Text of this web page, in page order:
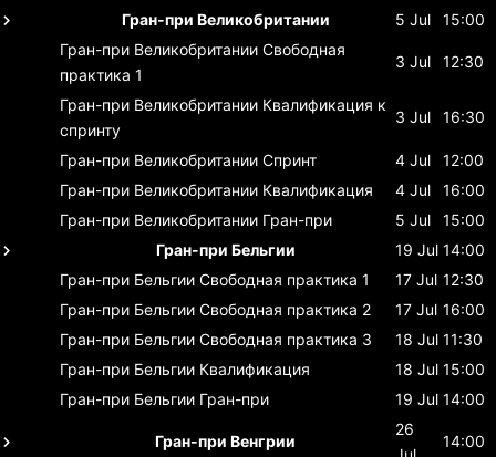
Гран-при Великобритании 5 Jul
15:00
Гран-при Великобритании Свободная
практика 1
3 Jul 12:30
Гран-при Великобритании Квалификация к
спринту
3 Jul 16:30
Гран-при Великобритании Спринт 4 Jul
12:00
Гран-при Великобритании Квалификация 4 Jul
16:00
Гран-при Великобритании Гран-при 5 Jul
15:00
Гран-при Бельгии
19 Jul 14:00
Гран-при Бельгии Свободная практика 1 17 Jul 12:30
Гран-при Бельгии Свободная практика 2 17 Jul 16:00
Гран-при Бельгии Свободная практика 3 18 Jul 11:30
Гран-при Бельгии Квалификация 18 Jul 15:00
Гран-при Бельгии Гран-при 19 Jul 14:00
Гран-при Венгрии
26
14:00